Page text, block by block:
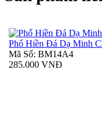
Phổ Hiền Đá Dạ Minh
Mã Số: BM14A4
285.000 VNĐ